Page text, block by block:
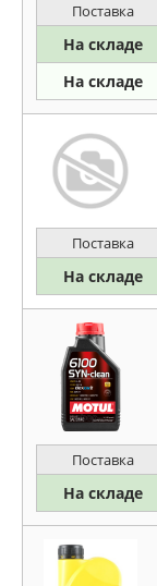
Поставка
На складе
На складе
Поставка
На складе
Поставка
На складе